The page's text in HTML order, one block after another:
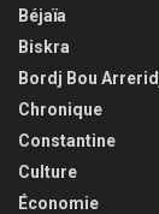
Béjaïa
Biskra
Bordj Bou
Chronique
Constantine
Culture
Économie